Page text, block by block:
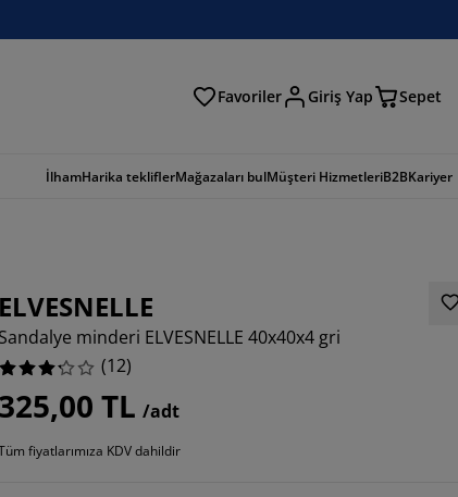
Favoriler Giriş Yap Sepet
İlhamHarika tekliflerMağazaları bulMüşteri HizmetleriB2BKariyer
ELVESNELLE
Sandalye minderi ELVESNELLE 40x40x4 gri
(12)
325,00 TL /adt
fiyatlarımıza KDV dahildir